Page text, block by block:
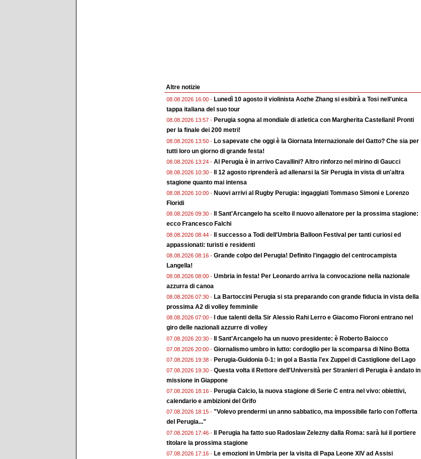
Altre notizie
08.08.2026 16:00 - Lunedì 10 agosto il violinista Aozhe Zhang si esibirà a Tosi nell'unica
tappa italiana del suo tour
08.08.2026 13:57 - Perugia sogna al mondiale di atletica con Margherita Castellani! Pronti
per la finale dei 200 metri!
08.08.2026 13:50 - Lo sapevate che oggi è la Giornata Internazionale del Gatto? Che sia per
tutti loro un giorno di grande festa!
08.08.2026 13:24 - Al Perugia è in arrivo Cavallini? Altro rinforzo nel mirino di Gaucci
08.08.2026 10:30 -
Il 12 agosto riprenderà ad allenarsi la Sir Perugia in vista di un'altra
stagione quanto mai intensa
08.08.2026 10:00 - Nuovi arrivi al Rugby Perugia: ingaggiati Tommaso Simoni e Lorenzo
Floridi
08.08.2026 09:30 -
Il Sant'Arcangelo ha scelto il nuovo allenatore per la prossima stagione:
ecco Francesco Falchi
08.08.2026 08:44 - Il successo a Todi dell'Umbria Balloon Festival per tanti curiosi ed
appassionati: turisti e residenti
08.08.2026 08:16 - Grande colpo del Perugia! Definito l'ingaggio del centrocampista
Langella!
08.08.2026 08:00 - Umbria in festa! Per Leonardo arriva la convocazione nella nazionale
azzurra di canoa
08.08.2026 07:30 - La Bartoccini Perugia si sta preparando con grande fiducia in vista della
prossima A2 di volley femminile
08.08.2026 07:00 -
I due talenti della Sir Alessio Rahi Lerro e Giacomo Fioroni entrano nel
giro delle nazionali azzurre di volley
07.08.2026 20:30 - Il Sant'Arcangelo ha un nuovo presidente: è Roberto Baiocco
07.08.2026 20:00 - Giornalismo umbro in lutto: cordoglio per la scomparsa di Nino Botta
07.08.2026 19:38 - Perugia-Guidonia 0-1: in gol a Bastia l'ex Zuppel di Castiglione del Lago
07.08.2026 19:30 - Questa volta il Rettore dell'Università per Stranieri di Perugia è andato in
missione in Giappone
07.08.2026 18:16 - Perugia Calcio, la nuova stagione di Serie C entra nel vivo: obiettivi,
calendario e ambizioni del Grifo
07.08.2026 18:15 - "Volevo prendermi un anno sabbatico, ma impossibile farlo con l'offerta
del Perugia..."
07.08.2026 17:46 - Il Perugia ha fatto suo Radoslaw Zelezny dalla Roma: sarà lui il portiere
titolare la prossima stagione
07.08.2026 17:16 - Le emozioni in Umbria per la visita di Papa Leone XIV ad Assisi